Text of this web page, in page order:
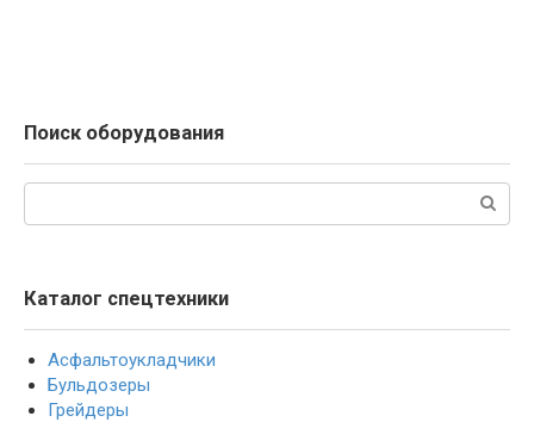
Поиск оборудования
Каталог спецтехники
Асфальтоукладчики
Бульдозеры
Грейдеры